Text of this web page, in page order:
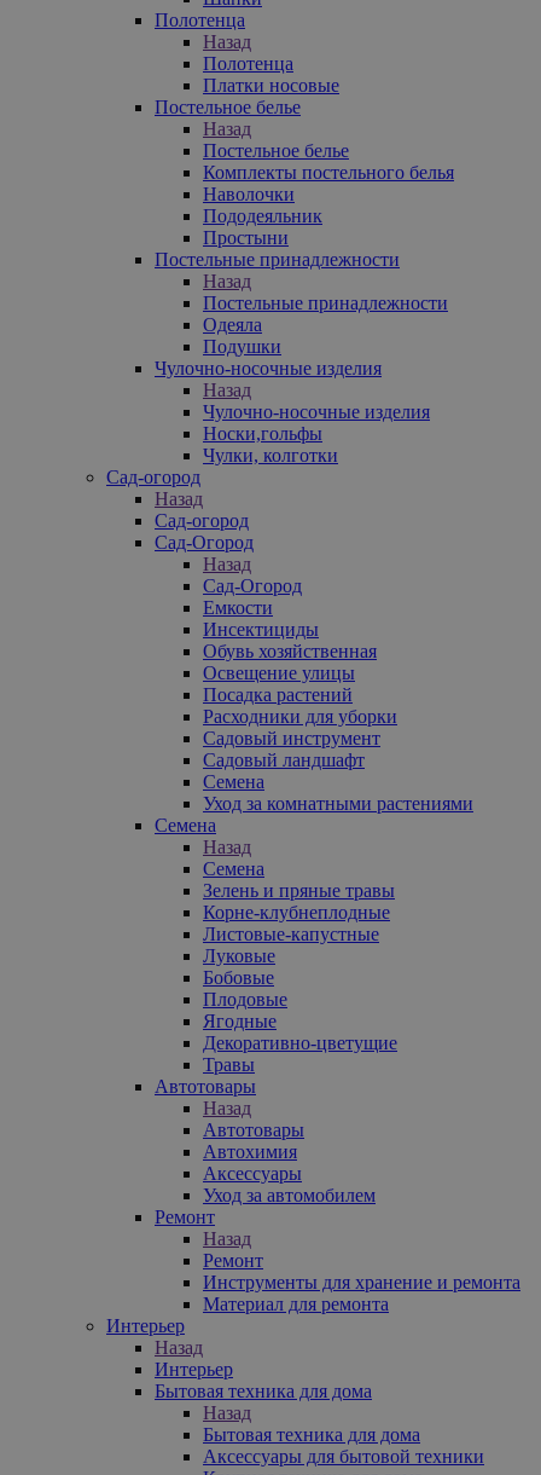
Полотенца
Назад
Полотенца
Платки носовые
Постельное белье
Назад
Постельное белье
Комплекты постельного белья
Наволочки
Пододеяльник
Простыни
Постельные принадлежности
Назад
Постельные принадлежности
Одеяла
Подушки
Чулочно-носочные изделия
Назад
Чулочно-носочные изделия
Носки,гольфы
Чулки, колготки
Сад-огород
Назад
Сад-огород
Сад-Огород
Назад
Сад-Огород
Емкости
Инсектициды
Обувь хозяйственная
Освещение улицы
Посадка растений
Расходники для уборки
Садовый инструмент
Садовый ландшафт
Семена
Уход за комнатными растениями
Семена
Назад
Семена
Зелень и пряные травы
Корне-клубнеплодные
Листовые-капустные
Луковые
Бобовые
Плодовые
Ягодные
Декоративно-цветущие
Травы
Автотовары
Назад
Автотовары
Автохимия
Аксессуары
Уход за автомобилем
Ремонт
Назад
Ремонт
Инструменты для хранение и ремонта
Материал для ремонта
Интерьер
Назад
Интерьер
Бытовая техника для дома
Назад
Бытовая техника для дома
Аксессуары для бытовой техники